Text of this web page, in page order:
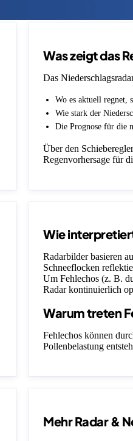
Was zeigt das
Das
Wo es aktuell regnet,
Wie stark der
Die Prognose für die
Über den
Regenvorhersage für
Wie
Radarbilder basieren
Schneeflocken
Um Fehlechos (z. B.
Radar kontinuierlich
Warum treten
Fehlechos können
Pollenbelastung
Mehr Radar &